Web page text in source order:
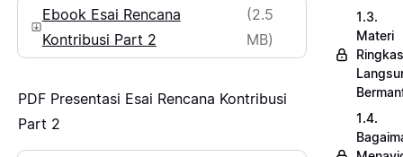
Ebook Esai Rencana
Kontribusi Part 2
(2.5
MB)
PDF Presentasi Esai Rencana Kontribusi
Part 2
1.3.
Materi
Ringkas
1.4.